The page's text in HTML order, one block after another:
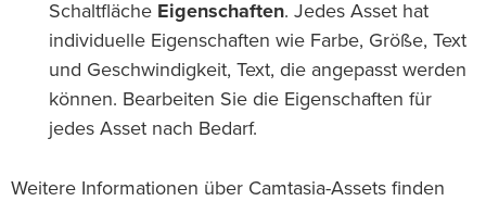
Schaltfläche Eigenschaften. Jedes Asset hat
individuelle Eigenschaften wie Farbe, Größe, Text
und Geschwindigkeit, Text, die angepasst werden
können. Bearbeiten Sie die Eigenschaften für
jedes Asset nach Bedarf.
Weitere Informationen über Camtasia-Assets finden